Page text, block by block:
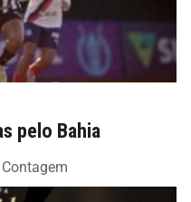
pelo Bahia